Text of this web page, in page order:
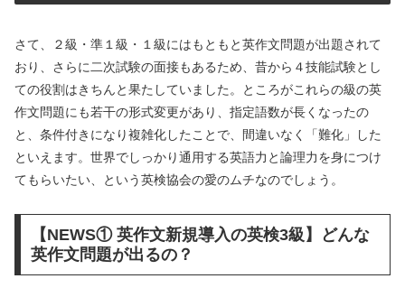
さて、２級・準１級・１級にはもともと英作文問題が出題されて
おり、さらに二次試験の面接もあるため、昔から４技能試験とし
ての役割はきちんと果たしていました。ところがこれらの級の英
作文問題にも若干の形式変更があり、指定語数が長くなったの
と、条件付きになり複雑化したことで、間違いなく「難化」した
といえます。世界でしっかり通用する英語力と論理力を身につけ
てもらいたい、という英検協会の愛のムチなのでしょう。
【NEWS① 英作文新規導入の英検3級】どんな
英作文問題が出るの？